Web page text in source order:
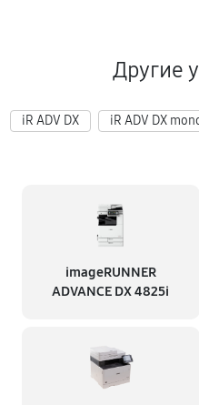
Другие
iR ADV DX iR ADV DX
imageRUNNER
ADVANCE DX 4825i